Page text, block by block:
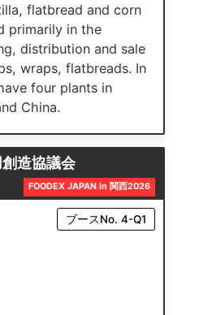
flatbread and corn
primarily in the
distribution and sale
wraps, flatbreads. In
four plants in
China.
造協議会
FOODEX JAPAN in 関西2026
ブースNo. 4-Q1